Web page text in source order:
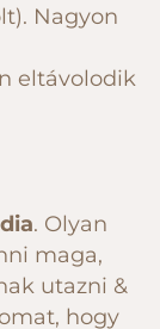
Nagyon
eltávolodik
. Olyan
maga,
utazni &
hogy